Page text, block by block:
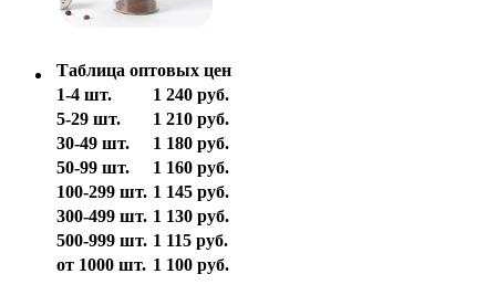
Таблица оптовых цен
1-4 шт.
1 240 руб.
5-29 шт.
1 210 руб.
30-49 шт.
1 180 руб.
50-99 шт.
1 160 руб.
100-299 шт. 1 145 руб.
300-499 шт. 1 130 руб.
500-999 шт. 1 115 руб.
от 1000 шт. 1 100 руб.